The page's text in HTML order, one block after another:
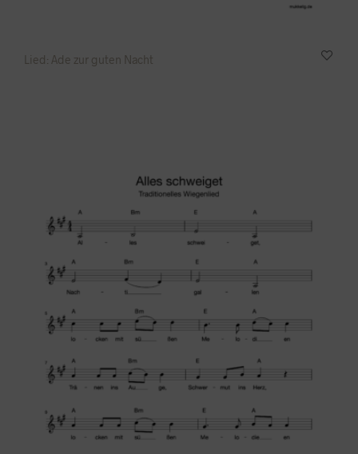
Lied: Ade zur guten Nacht